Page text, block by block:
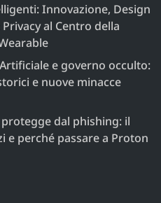
Innovazione, Design
al Centro della
e governo occulto:
e nuove minacce
dal phishing: il
e perché passare a Proton